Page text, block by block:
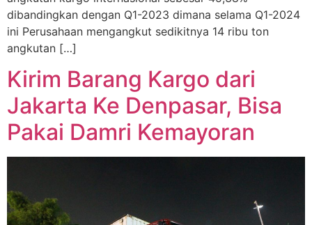
dibandingkan dengan Q1-2023 dimana selama Q1-2024
ini Perusahaan mengangkut sedikitnya 14 ribu ton
angkutan […]
Kirim Barang Kargo dari
Jakarta Ke Denpasar, Bisa
Pakai Damri Kemayoran